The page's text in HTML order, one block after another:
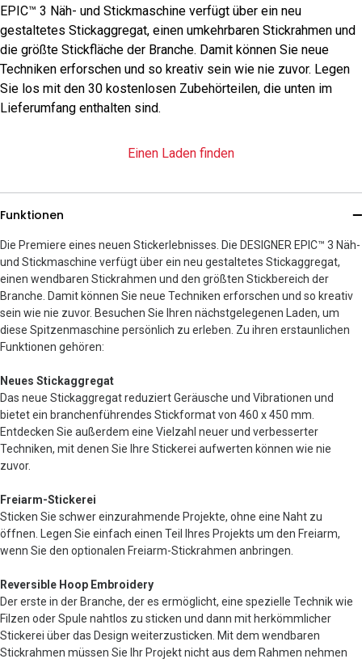
EPIC™ 3 Näh- und Stickmaschine verfügt über ein neu
gestaltetes Stickaggregat, einen umkehrbaren Stickrahmen und
die größte Stickfläche der Branche. Damit können Sie neue
Techniken erforschen und so kreativ sein wie nie zuvor. Legen
Sie los mit den 30 kostenlosen Zubehörteilen, die unten im
Lieferumfang enthalten sind.
Einen Laden finden
Funktionen
Die Premiere eines neuen Stickerlebnisses. Die DESIGNER EPIC™ 3 Näh-
und Stickmaschine verfügt über ein neu gestaltetes Stickaggregat,
einen wendbaren Stickrahmen und den größten Stickbereich der
Branche. Damit können Sie neue Techniken erforschen und so kreativ
sein wie nie zuvor. Besuchen Sie Ihren nächstgelegenen Laden, um
diese Spitzenmaschine persönlich zu erleben. Zu ihren erstaunlichen
Funktionen gehören:
Neues Stickaggregat
Das neue Stickaggregat reduziert Geräusche und Vibrationen und
bietet ein branchenführendes Stickformat von 460 x 450 mm.
Entdecken Sie außerdem eine Vielzahl neuer und verbesserter
Techniken, mit denen Sie Ihre Stickerei aufwerten können wie nie
zuvor.
Freiarm-Stickerei
Sticken Sie schwer einzurahmende Projekte, ohne eine Naht zu
öffnen. Legen Sie einfach einen Teil Ihres Projekts um den Freiarm,
wenn Sie den optionalen Freiarm-Stickrahmen anbringen.
Reversible Hoop Embroidery
Der erste in der Branche, der es ermöglicht, eine spezielle Technik wie
Filzen oder Spule nahtlos zu sticken und dann mit herkömmlicher
Stickerei über das Design weiterzusticken. Mit dem wendbaren
Stickrahmen müssen Sie Ihr Projekt nicht aus dem Rahmen nehmen